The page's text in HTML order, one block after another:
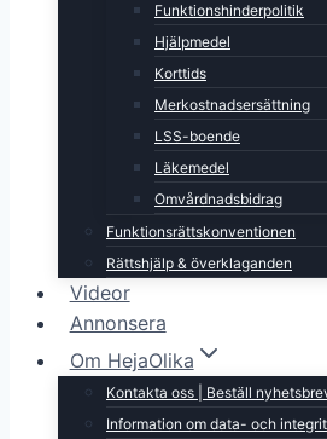
Funktionshinderpolitik
Hjälpmedel
Korttids
Merkostnadsersättning
LSS-boende
Läkemedel
Omvårdnadsbidrag
Funktionsrättskonventionen
Rättshjälp & överklaganden
Videor
Annonsera
Om HejaOlika
Kontakta oss | Beställ
Information om data- och